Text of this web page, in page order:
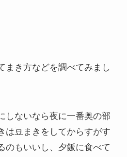
まき方などを調べてみまし
しないなら夜に一番奥の部
は豆まきをしてからすがす
のもいいし、 夕飯に食べて